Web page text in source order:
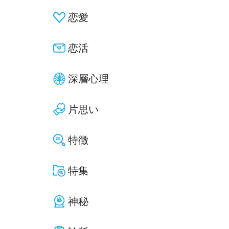
恋愛
恋活
深層心理
片思い
特徴
特集
神秘